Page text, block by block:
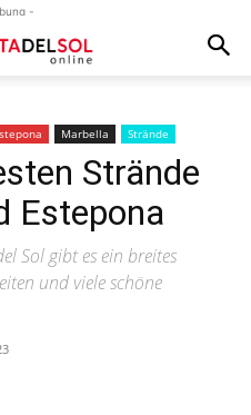
-
Marbella Strände
Strände
Estepona
Sol gibt es ein breites
und viele schöne